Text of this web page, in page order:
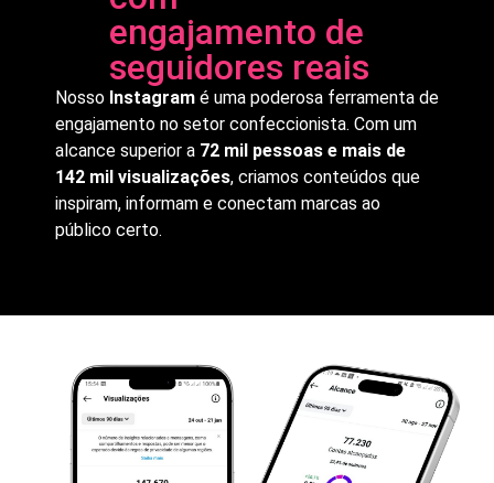
engajamento de
seguidores reais
Nosso Instagram é uma poderosa ferramenta de
engajamento no setor confeccionista. Com um
alcance superior a 72 mil pessoas e mais de
142 mil visualizações, criamos conteúdos que
inspiram, informam e conectam marcas ao
público certo.